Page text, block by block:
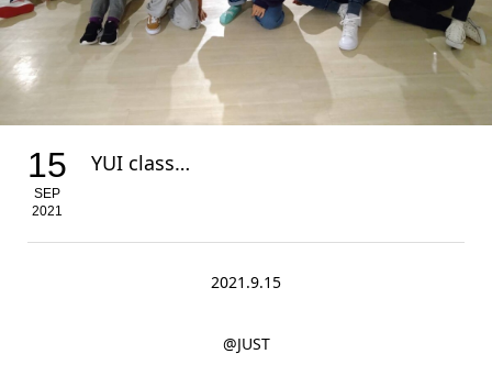
15
SEP
2021
YUI class…
2021.9.15
@JUST